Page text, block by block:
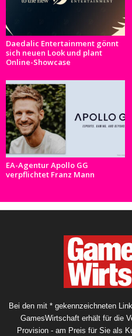
Daedalic Entertainment gönnt
sich neuen Look und plant
Online-Showcase
EA-Agentur Apollo GG
verpflichtet Franz Mann
Bei den mit * gekennzeichneten
GamesWirtschaft erhält für die
Provision - am Preis für Sie als